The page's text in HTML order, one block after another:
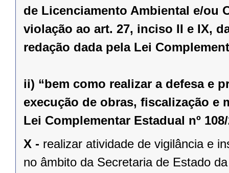
de Licenciamento Ambiental e/ou
violação ao art. 27, inciso II e IX,
redação dada pela Lei
ii) “bem como realizar a defesa e
execução de obras, fiscalização e
Lei Complementar Estadual nº
X - realizar atividade de vigilância e
no âmbito da Secretaria de Estado